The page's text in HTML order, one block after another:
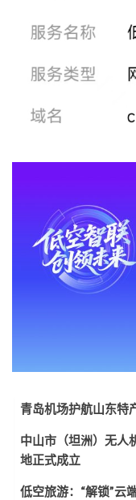
青岛机场护航山东特
中山市（坦洲）无人
地正式成立
低空旅游：“解锁”云